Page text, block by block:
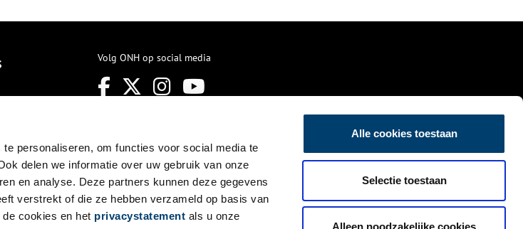
personaliseren, om functies voor social media te
delen we informatie over uw gebruik van onze
en analyse. Deze partners kunnen deze gegevens
verstrekt of die ze hebben verzameld op basis van
cookies en het privacystatement als u onze
Alle cookies toestaan
Selectie toestaan
Alleen noodzakelijke cookies
Volg ONH op social media